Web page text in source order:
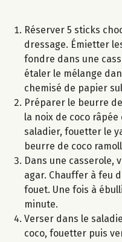
Réserver 5 sticks
dressage. Émietter
fondre dans une
étaler le mélange
chemisé de papier
Préparer le beurre
la noix de coco râpée
saladier, fouetter le
beurre de coco
Dans une casserole,
agar. Chauffer à feu
fouet. Une fois à
minute.
Verser dans le
coco, fouetter puis